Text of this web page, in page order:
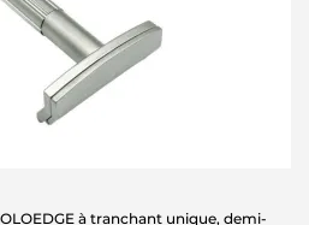
à tranchant unique, demi-